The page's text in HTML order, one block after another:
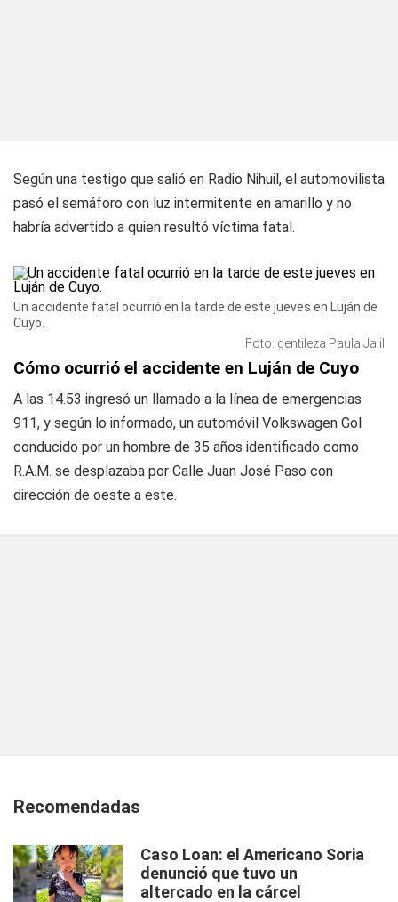
Según una testigo que salió en Radio Nihuil, el automovilista
pasó el semáforo con luz intermitente en amarillo y no
habría advertido a quien resultó víctima fatal.
Un accidente fatal ocurrió en la tarde de este jueves en Luján de
Cuyo.
Foto: gentileza Paula Jalil
Cómo ocurrió el accidente en Luján de Cuyo
A las 14.53 ingresó un llamado a la línea de emergencias
911, y según lo informado, un automóvil Volkswagen Gol
conducido por un hombre de 35 años identificado como
R.A.M. se desplazaba por Calle Juan José Paso con
dirección de oeste a este.
Recomendadas
Caso Loan: el Americano Soria
denunció que tuvo un
altercado en la cárcel